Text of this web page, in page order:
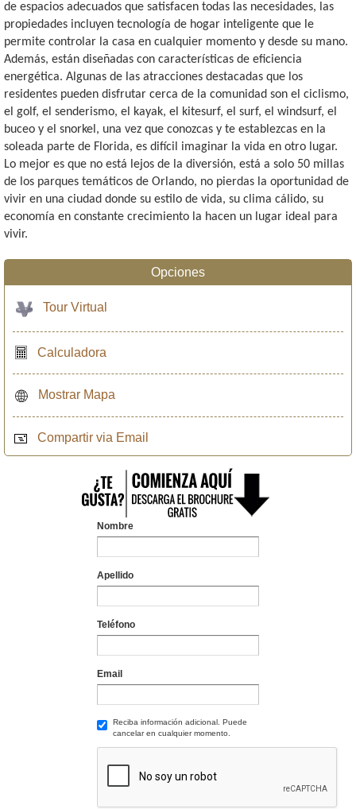
de espacios adecuados que satisfacen todas las necesidades, las
propiedades incluyen tecnología de hogar inteligente que le
permite controlar la casa en cualquier momento y desde su mano.
Además, están diseñadas con características de eficiencia
energética. Algunas de las atracciones destacadas que los
residentes pueden disfrutar cerca de la comunidad son el ciclismo,
el golf, el senderismo, el kayak, el kitesurf, el surf, el windsurf, el
buceo y el snorkel, una vez que conozcas y te establezcas en la
soleada parte de Florida, es difícil imaginar la vida en otro lugar.
Lo mejor es que no está lejos de la diversión, está a solo 50 millas
de los parques temáticos de Orlando, no pierdas la oportunidad de
vivir en una ciudad donde su estilo de vida, su clima cálido, su
economía en constante crecimiento la hacen un lugar ideal para
vivir.
Opciones
Tour Virtual
Calculadora
Mostrar Mapa
Compartir via Email
Nombre
Apellido
Teléfono
Email
Reciba información adicional. Puede
cancelar en cualquier momento.